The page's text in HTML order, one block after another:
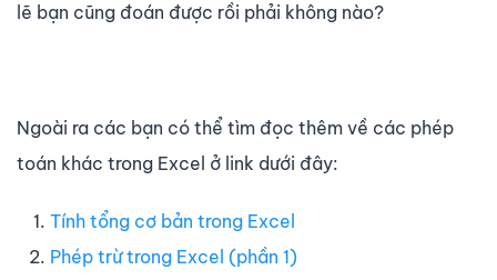
lẽ bạn cũng đoán được rồi phải không nào?
Ngoài ra các bạn có thể tìm đọc thêm về các phép
toán khác trong Excel ở link dưới đây:
Tính tổng cơ bản trong Excel
Phép trừ trong Excel (phần 1)